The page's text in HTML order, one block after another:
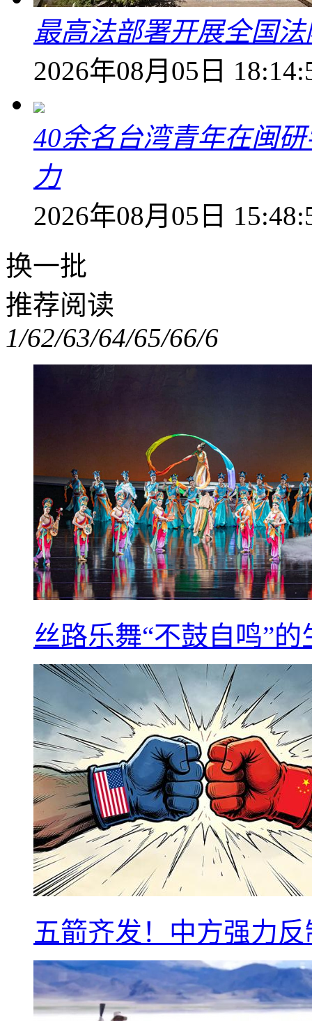
最高法部署开展全国
2026年08月05日
40余名台湾青年在闽
力
2026年08月05日
换一批
推荐阅读
1/62/63/64/65/66/6
丝路乐舞“不鼓自鸣”
五箭齐发！中方强力